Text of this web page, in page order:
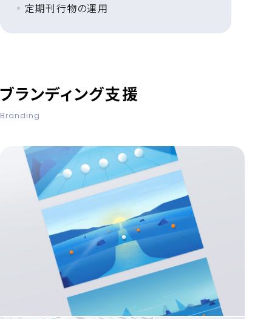
定期刊行物の運用
ブランディング支援
Branding